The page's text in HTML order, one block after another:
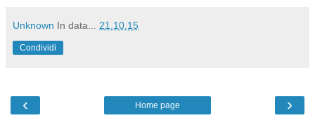
Unknown In data... 21.10.15
Condividi
‹ ›
Home page